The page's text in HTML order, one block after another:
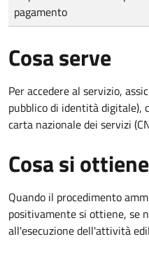
pagamento
Cosa serve
Per accedere al servizio,
pubblico di identità digitale),
carta nazionale dei servizi
Cosa si ottiene
Quando il procedimento
positivamente si ottiene, se
all'esecuzione dell'attività